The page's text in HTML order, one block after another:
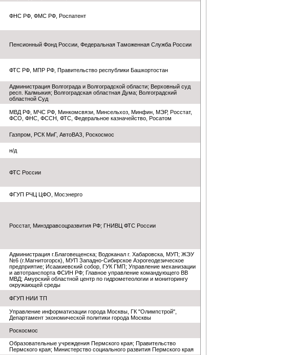
ФНС РФ, ФМС РФ, Роспатент
Пенсионный Фонд России, Федеральная Таможенная Служба России
ФТС РФ, МПР РФ, Правительство республики Башкортостан
Администрация Волгограда и Волгоградской области; Верховный суд
респ. Калмыкия; Волгоградская областная Дума; Волгоградский
областной Суд
МВД РФ, МЧС РФ, Минкомсвязи, Минсельхоз, Минфин, МЭР, Росстат,
ФСО, ФНС, ФССН, ФТС, Федеральное казначейство, Росатом
Газпром, РСК МиГ, АвтоВАЗ, Роскосмос
н/д
ФТС России
ФГУП РЧЦ ЦФО, Мосэнерго
Росстат, Минздравсоцразвития РФ; ГНИВЦ ФТС России
Администрация г.Благовещенска; Водоканал г. Хабаровска, МУП; ЖЭУ
№6 (г.Магнитогорск), МУП Западно-Сибирское Аэрогеодезическое
предприятие; Исаакиевский собор, ГУК ГМП; Управление механизации
и автотранспорта ФСИН РФ; Главное управление командующего ВВ
МВД; Амурский областной центр по гидрометеологии и мониторингу
окружающей среды
ФГУП НИИ ТП
Управление информатизации города Москвы, ГК "Олимпстрой",
Департамент экономической политики города Москвы
Роскосмос
Образовательные учреждения Пермского края; Правительство
Пермского края; Министерство социального развития Пермского края